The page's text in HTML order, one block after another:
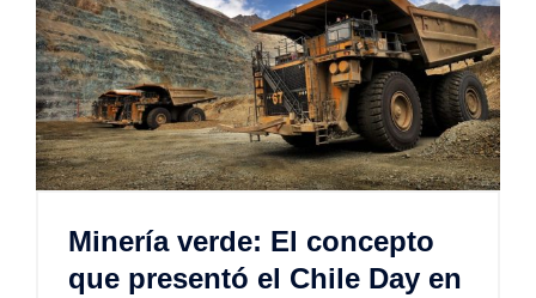
Minería verde: El concepto
que presentó el Chile Day en